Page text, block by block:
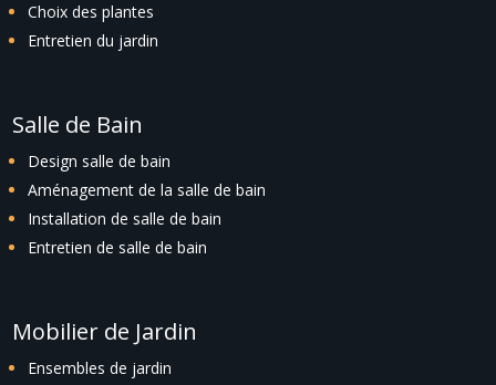
Choix des plantes
Entretien du jardin
Salle de Bain
Design salle de bain
Aménagement de la salle de bain
Installation de salle de bain
Entretien de salle de bain
Mobilier de Jardin
Ensembles de jardin